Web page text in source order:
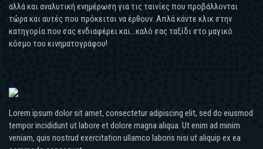
αλλά και αναλυτική ενημέρωση για τις ταινίες που προβάλλονται
τώρα και αυτές που πρόκειται να έρθουν. Απλά κάντε κλικ στην
κατηγορία που σας ενδιαφέρει και...καλό σας ταξίδι στο μαγικό
κόσμο του κινηματογράφου!
Lorem ipsum dolor sit amet, consectetur adipiscing elit, sed do eiusmod
tempor incididunt ut labore et dolore magna aliqua. Ut enim ad minim
veniam, quis nostrud exercitation ullamco laboris nisi ut aliquip ex ea